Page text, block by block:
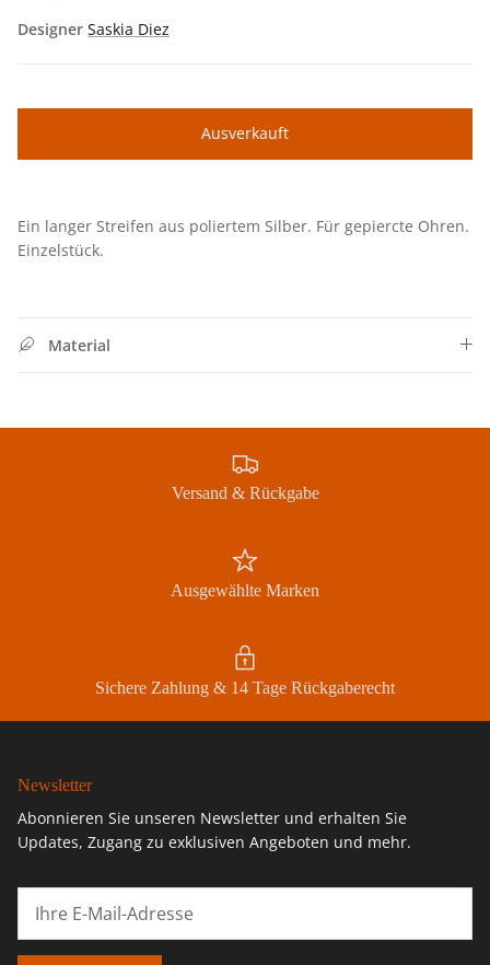
Designer Saskia Diez
Ausverkauft
Ein langer Streifen aus poliertem Silber. Für gepiercte Ohren.
Einzelstück.
Material
Versand & Rückgabe
Ausgewählte Marken
Sichere Zahlung & 14 Tage Rückgaberecht
Newsletter
Abonnieren Sie unseren Newsletter und erhalten Sie
Updates, Zugang zu exklusiven Angeboten und mehr.